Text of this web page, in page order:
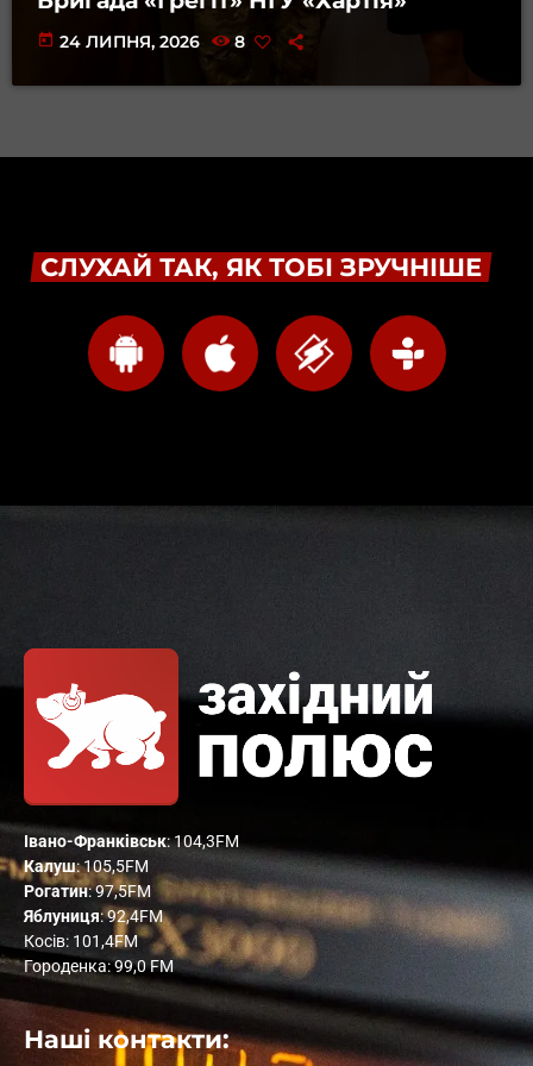
today 24 ЛИПНЯ, 2026 8
СЛУХАЙ ТАК, ЯК ТОБІ ЗРУЧНІШЕ
Івано-Франківськ: 104,3FM
Калуш: 105,5FM
Рогатин: 97,5FM
Яблуниця: 92,4FM
Косів: 101,4FM
Городенка: 99,0 FM
Наші контакти: